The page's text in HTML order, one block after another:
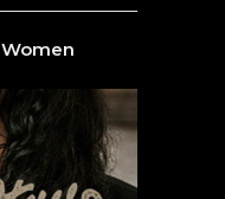
Women